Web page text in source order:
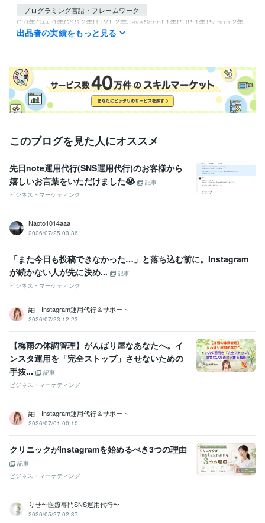
プログラミング言語・フレームワーク
C:0年C++:0年CSS:2年HTML:2年JavaScript:1年PHP:1年Python:2年
MySQL:0年
Wix:0年WordPress:0年
出品者の実績をもっと見る
このブログを見た人にオススメ
先日note運用代行(SNS運用代行)のお客様から
嬉しいお言葉をいただけました😭
記事
ビジネス・マーケティング
Naoto1014aaa
2026/07/25 03:36
「また今日も投稿できなかった…」と落ち込む前に。Instagram
が続かない人が先に決め...
記事
ビジネス・マーケティング
紬｜Instagram運用代行＆サポート
2026/07/23 12:23
【梅雨の体調管理】がんばり屋なあなたへ。イ
ンスタ運用を「完全ストップ」させないための
手抜...
記事
ビジネス・マーケティング
紬｜Instagram運用代行＆サポート
2026/07/01 00:10
クリニックがInstagramを始めるべき3つの理由
記事
ビジネス・マーケティング
りせ〜医療専門SNS運用代行〜
2026/05/27 02:37